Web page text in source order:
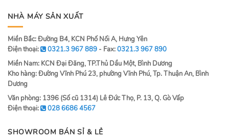
NHÀ MÁY SẢN XUẤT
Miền Bắc: Đường B4, KCN Phố Nối A, Hưng Yên
Điện thoại:
0321.3 967 889 - Fax:0321.3 967 890
Miền Nam: KCN Đại Đăng, TP.Thủ Dầu Một, Bình Dương
Kho hàng: Đường Vĩnh Phú 23, phường Vĩnh Phú, Tp. Thuận An, Bình
Dương
Văn phòng: 1396 (Số cũ 1314) Lê Đức Thọ, P. 13, Q. Gò Vấp
Điện thoại:
028 6686 4567
SHOWROOM BÁN SỈ & LẺ